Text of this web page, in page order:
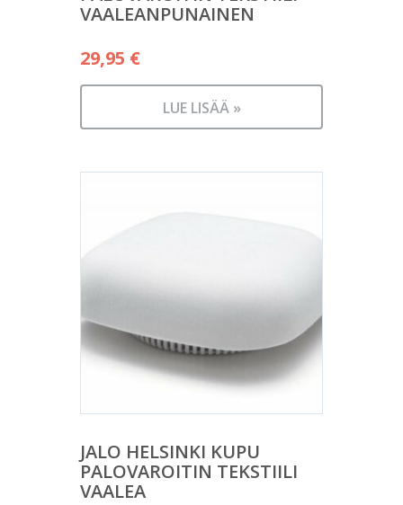
VAALEANPUNAINEN
29,95 €
LUE LISÄÄ »
JALO HELSINKI KUPU
PALOVAROITIN TEKSTIILI
VAALEA